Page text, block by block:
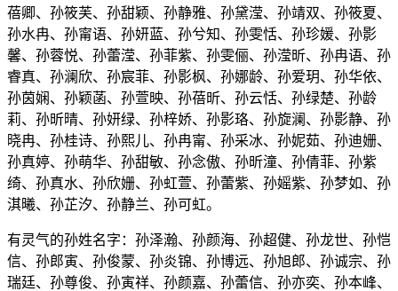
蓓卿、孙筱芙、孙甜颖、孙静雅、孙黛滢、孙靖双、孙筱夏、
孙水冉、孙甯语、孙妍蓝、孙兮知、孙雯恬、孙珍媛、孙影
馨、孙蓉悦、孙蕾滢、孙菲紫、孙雯俪、孙滢昕、孙冉语、孙
睿真、孙澜欣、孙宸菲、孙影枫、孙娜龄、孙爱玥、孙华依、
孙茵娴、孙颖菡、孙萱映、孙蓓昕、孙云恬、孙绿楚、孙龄
莉、孙昕晴、孙妍绿、孙梓娇、孙影珞、孙旋澜、孙影静、孙
晓冉、孙桂诗、孙熙儿、孙冉甯、孙采冰、孙妮茹、孙迪姗、
孙真婷、孙萌华、孙甜敏、孙念傲、孙昕潼、孙倩菲、孙紫
绮、孙真水、孙欣姗、孙虹萱、孙蕾紫、孙媱紫、孙梦如、孙
淇曦、孙芷汐、孙静兰、孙可虹。
有灵气的孙姓名字：孙泽瀚、孙颜海、孙超健、孙龙世、孙恺
信、孙郎寅、孙俊蒙、孙炎锦、孙博远、孙旭郎、孙诚宗、孙
瑞廷、孙尊俊、孙寅祥、孙颜嘉、孙蕾信、孙亦奕、孙本峰、